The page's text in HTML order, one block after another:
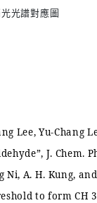
光譜對應圖
Lee, Yu-Chang
”, J. Chem.
Ni, A. H. Kung,
to form CH 3